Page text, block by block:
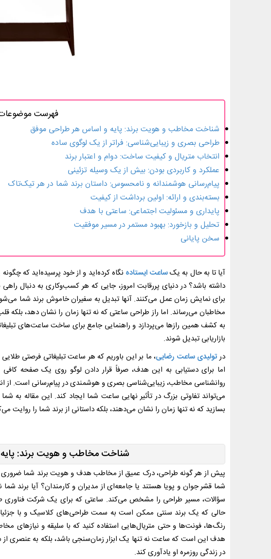
فهرست
شناخت مخاطب و هویت برند: پایه و اساس هر طراحی موفق
طراحی بصری و زیبایی‌شناسی: فراتر از یک لوگوی ساده
انتخاب متریال و کیفیت ساخت: دوام و اعتبار برند
عملکرد و کاربردی بودن: بیش از یک وسیله تزئینی
پیام‌رسانی هوشمندانه و نامحسوس: داستان برند شما در هر تیک‌تاک
بسته‌بندی و ارائه: اولین برداشت از کیفیت
پایداری و مسئولیت اجتماعی: ساعتی با هدف
تحلیل و بازخورد: بهبود مستمر در مسیر موفقیت
سخن پایانی
آیا تا به حال به یکساعت ایستاده نگاه کرده‌اید و از خود پرسیده‌اید که
داشته باشد؟ در دنیای پررقابت امروز، جایی که هر کسب‌وکاری به دنبال
برای نمایش زمان عمل می‌کنند. آنها تبدیل به سفیران خاموش برند شما
مخاطبان می‌رساند. اما راز طراحی ساعتی که نه تنها زمان را نشان دهد،
به کشف همین رازها می‌پردازد و راهنمایی جامع برای ساخت ساعت‌های
بازاریابی تبدیل شوند.
در تولیدی ساعت رضایی، ما بر این باوریم که هر ساعت تبلیغاتی فرصتی
اما برای دستیابی به این هدف، صرفاً قرار دادن لوگو روی یک صفحه
روانشناسی مخاطب، زیبایی‌شناسی بصری و هوشمندی در پیام‌رسانی است. از
می‌تواند تفاوتی بزرگ در تأثیر نهایی ساعت شما ایجاد کند. این مقاله به
بسازید که نه تنها زمان را نشان می‌دهند، بلکه داستانی از برند شما را
شناخت مخاطب و هویت برند:
پیش از هر گونه طراحی، درک عمیق از مخاطب هدف و هویت برند شما
شما قشر جوان و پویا هستند یا جامعه‌ای از مدیران و کارمندان؟ آیا برند
سؤالات، مسیر طراحی را مشخص می‌کند. ساعتی که برای یک شرکت فناوری
حالی که یک برند سنتی ممکن است به سمت طراحی‌های کلاسیک و با
رنگ‌ها، فونت‌ها و حتی متریال‌هایی استفاده کنید که با سلیقه و نیازهای
هدف این است که ساعت نه تنها یک ابزار زمان‌سنجی باشد، بلکه به عنصری
در زندگی روزمره او یادآوری کند.